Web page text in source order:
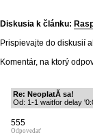
Diskusia k článku:
Prispievajte do diskusií
Komentár, na ktorý
Re: NeoplatĂ­ sa!
Od: 1-1 waitfor delay
555
Odpovedať